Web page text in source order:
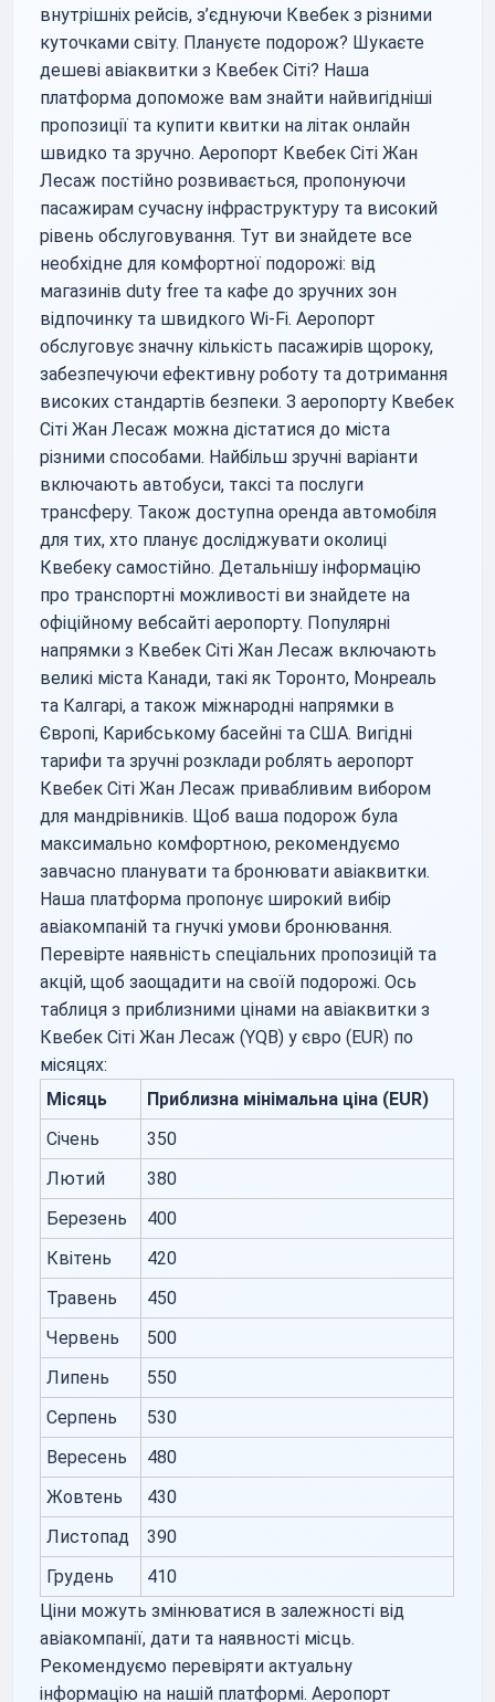
внутрішніх рейсів, з’єднуючи Квебек з різними
куточками світу. Плануєте подорож? Шукаєте
дешеві авіаквитки з Квебек Сіті? Наша
платформа допоможе вам знайти найвигідніші
пропозиції та купити квитки на літак онлайн
швидко та зручно. Аеропорт Квебек Сіті Жан
Лесаж постійно розвивається, пропонуючи
пасажирам сучасну інфраструктуру та високий
рівень обслуговування. Тут ви знайдете все
необхідне для комфортної подорожі: від
магазинів duty free та кафе до зручних зон
відпочинку та швидкого Wi-Fi. Аеропорт
обслуговує значну кількість пасажирів щороку,
забезпечуючи ефективну роботу та дотримання
високих стандартів безпеки. З аеропорту Квебек
Сіті Жан Лесаж можна дістатися до міста
різними способами. Найбільш зручні варіанти
включають автобуси, таксі та послуги
трансферу. Також доступна оренда автомобіля
для тих, хто планує досліджувати околиці
Квебеку самостійно. Детальнішу інформацію
про транспортні можливості ви знайдете на
офіційному вебсайті аеропорту. Популярні
напрямки з Квебек Сіті Жан Лесаж включають
великі міста Канади, такі як Торонто, Монреаль
та Калгарі, а також міжнародні напрямки в
Європі, Карибському басейні та США. Вигідні
тарифи та зручні розклади роблять аеропорт
Квебек Сіті Жан Лесаж привабливим вибором
для мандрівників. Щоб ваша подорож була
максимально комфортною, рекомендуємо
завчасно планувати та бронювати авіаквитки.
Наша платформа пропонує широкий вибір
авіакомпаній та гнучкі умови бронювання.
Перевірте наявність спеціальних пропозицій та
акцій, щоб заощадити на своїй подорожі. Ось
таблиця з приблизними цінами на авіаквитки з
Квебек Сіті Жан Лесаж (YQB) у євро (EUR) по
місяцях:
Місяць
Приблизна мінімальна ціна (EUR)
Січень
350
Лютий
380
Березень
400
Квітень
420
Травень
450
Червень
500
Липень
550
Серпень
530
Вересень
480
Жовтень
430
Листопад
390
Грудень
410
Ціни можуть змінюватися в залежності від
авіакомпанії, дати та наявності місць.
Рекомендуємо перевіряти актуальну
інформацію на нашій платформі. Аеропорт